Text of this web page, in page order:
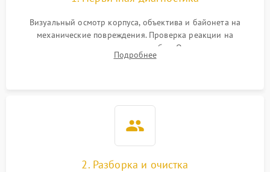
Визуальный осмотр корпуса, объектива и байонета на
механические повреждения. Проверка реакции на
включение, считывание кодов ошибок. Оценка состояния
матрицы и затвора, проверка работы автофокуса и вспышки.
Подробнее
2. Разборка и очистка